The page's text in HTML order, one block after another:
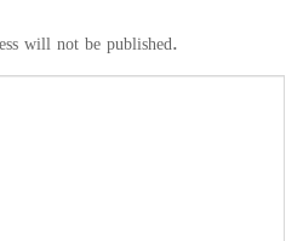
will not be published.